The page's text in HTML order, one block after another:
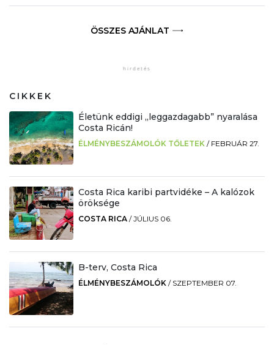
ÖSSZES AJÁNLAT
CIKKEK
Életünk eddigi „leggazdagabb” nyaralása
Costa Ricán!
ÉLMÉNYBESZÁMOLÓK TŐLETEK / FEBRUÁR 27.
Costa Rica karibi partvidéke – A kalózok
öröksége
COSTA RICA /JÚLIUS 06.
B-terv, Costa Rica
ÉLMÉNYBESZÁMOLÓK / SZEPTEMBER 07.